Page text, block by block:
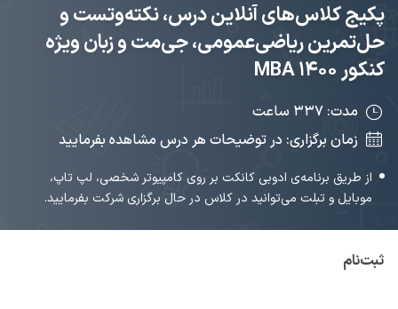
پکیج کلاس‌های آنلاین درس، نکته‌و‌تست و
حل‌تمرین ریاضی‌عمومی، جی‌مت و زبان ویژه
کنکور ۱۴۰۰ MBA
مدت: ۳۳۷ ساعت
زمان برگزاری: در توضیحات هر درس مشاهده بفرمایید
از طریق برنامه‌ی ادوبی کانکت بر روی کامپیوتر شخصی، لپ تاپ،
موبایل و تبلت می‌توانید در کلاس در حال برگزاری شرکت بفرمایید.
ثبت‌نام